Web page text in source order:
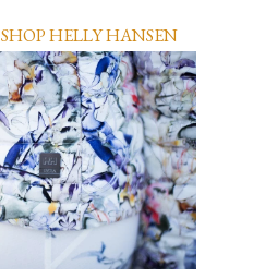
SHOP HELLY HANSEN